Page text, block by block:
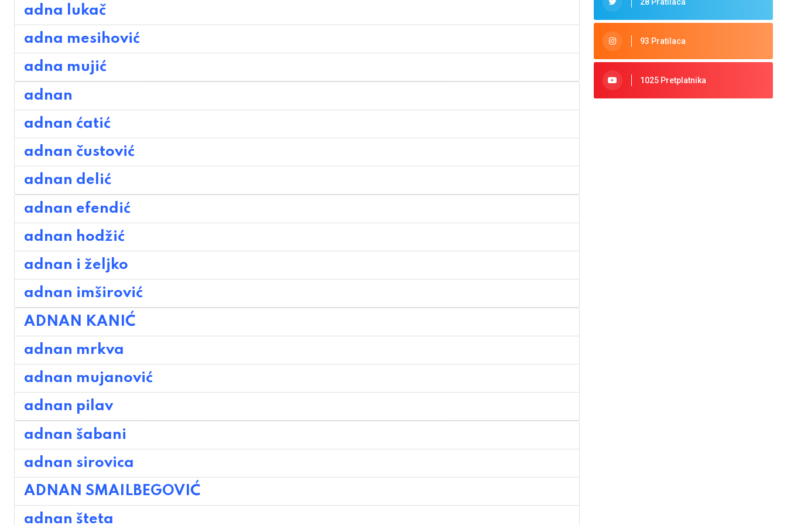
adna lukač
adna mesihović
adna mujić
adnan
adnan ćatić
adnan čustović
adnan delić
adnan efendić
adnan hodžić
adnan i željko
adnan imširović
ADNAN KANIĆ
adnan mrkva
adnan mujanović
adnan pilav
adnan šabani
adnan sirovica
ADNAN SMAILBEGOVIĆ
adnan šteta
93 Pratilaca
1025 Pretplatnika